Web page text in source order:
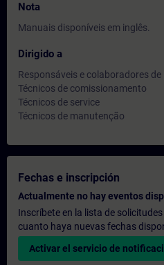
Nota
Manuais disponíveis em inglês.
Dirigido a
Responsáveis e colaboradores de
Técnicos de comissionamento
Técnicos de service
Técnicos de manutenção
Fechas e inscripción
Actualmente no hay eventos
Inscríbete en la lista de
cuanto haya nuevas fechas
Activar el servicio de